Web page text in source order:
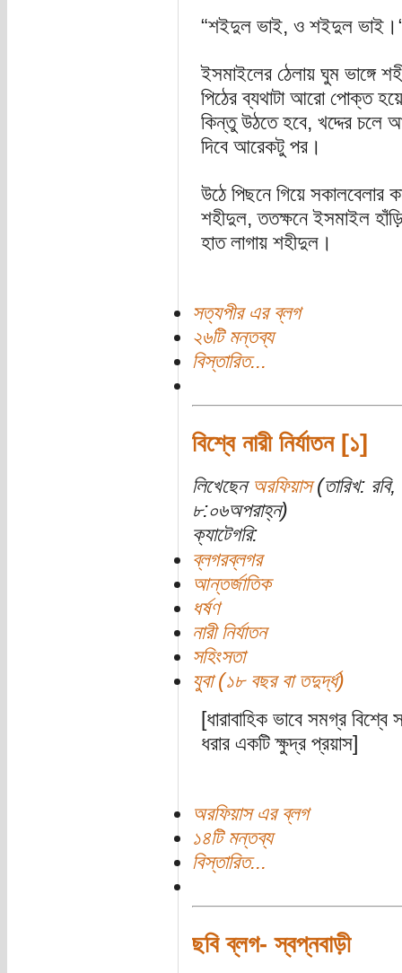
“শইদুল ভাই, ও শইদুল
ইসমাইলের ঠেলায় ঘুম
পিঠের ব্যথাটা আরো পোক্ত
কিন্তু উঠতে হবে, খদ্দের চলে
দিবে আরেকটু পর।
উঠে পিছনে গিয়ে সকালবেলার
শহীদুল, ততক্ষনে ইসমাইল
হাত লাগায় শহীদুল।
সত্যপীর এর ব্লগ
২৬টি মন্তব্য
বিস্তারিত...
বিশ্বে নারী নির্যাতন [১]
লিখেছেন অরফিয়াস(তারিখ:
৮:০৬অপরাহ্ন)
ক্যাটেগরি:
ব্লগরব্লগর
আন্তর্জাতিক
ধর্ষণ
নারী নির্যাতন
সহিংসতা
যুবা (১৮ বছর বা তদুর্দ্ধ)
[ধারাবাহিক ভাবে সমগ্র বিশ্বে
ধরার একটি ক্ষুদ্র প্রয়াস]
অরফিয়াস এর ব্লগ
১৪টি মন্তব্য
বিস্তারিত...
ছবি ব্লগ- স্বপ্নবাড়ী